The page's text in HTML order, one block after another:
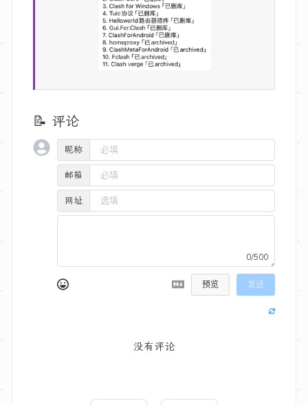
📝 评论
昵称
邮箱
网址
0/500
预览 发送
没有评论